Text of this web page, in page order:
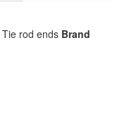
Tie rod ends Brand